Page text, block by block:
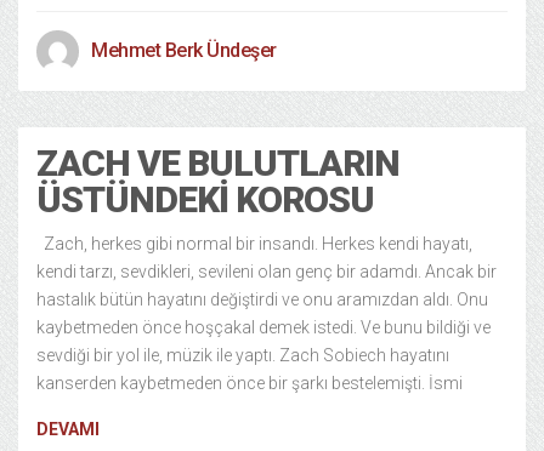
Mehmet Berk Ündeşer
ZACH VE BULUTLARIN
ÜSTÜNDEKI KOROSU
Zach, herkes gibi normal bir insandı. Herkes kendi hayatı,
kendi tarzı, sevdikleri, sevileni olan genç bir adamdı. Ancak bir
hastalık bütün hayatını değiştirdi ve onu aramızdan aldı. Onu
kaybetmeden önce hoşçakal demek istedi. Ve bunu bildiği ve
sevdiği bir yol ile, müzik ile yaptı. Zach Sobiech hayatını
kanserden kaybetmeden önce bir şarkı bestelemişti. İsmi
DEVAMI